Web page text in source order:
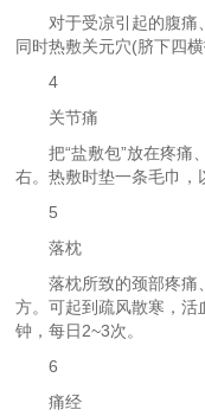
对于受凉引起的腹痛
同时热敷关元穴(脐下四
4
关节痛
把“盐敷包”放在疼痛
右。热敷时垫一条毛巾，
5
落枕
落枕所致的颈部疼痛、
方。可起到疏风散寒，
钟，每日2~3次。
6
痛经